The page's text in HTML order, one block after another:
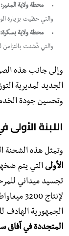
محطة ولاية المغير:
والتي حظيت بزيارة
محطة ولاية بسكرة:
والتي دُشنت بالتزامن
​وإلى جانب هذه
الجديد لمديرية
وتحسين جودة
اللبنة الأولى في
​وتمثل هذه الشحنة
الأولىالتي يتم
تجسيد ميداني
لإنتاج
الجمهورية الهادف
المتجددة في آفاق سنة